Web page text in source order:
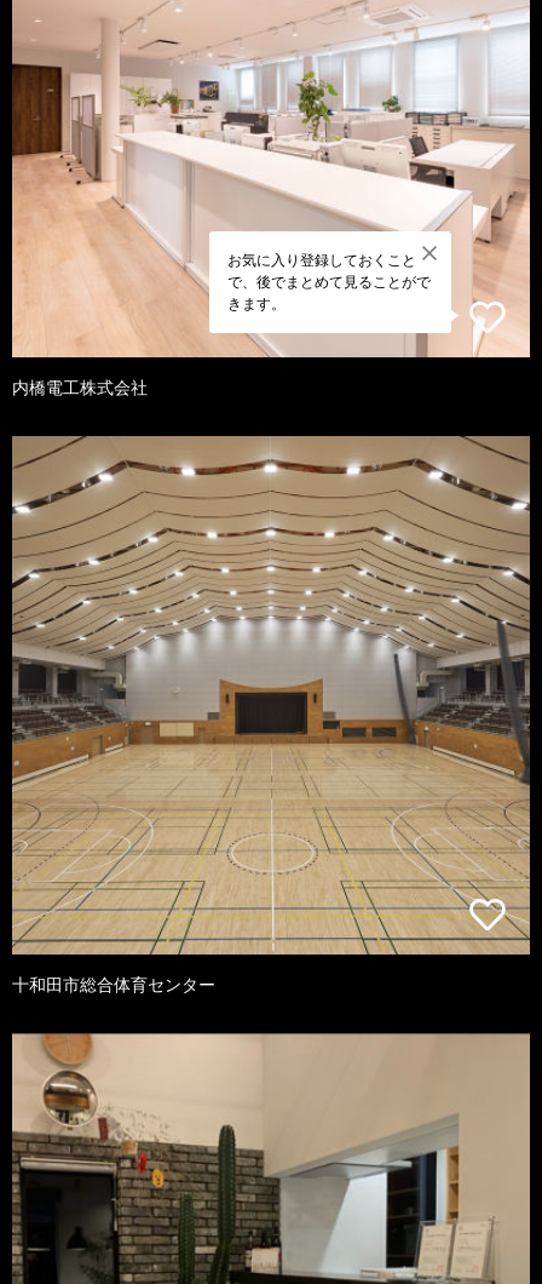
お気に入り登録しておくこと
で、後でまとめて見ることがで
きます。
内橋電工株式会社
十和田市総合体育センター